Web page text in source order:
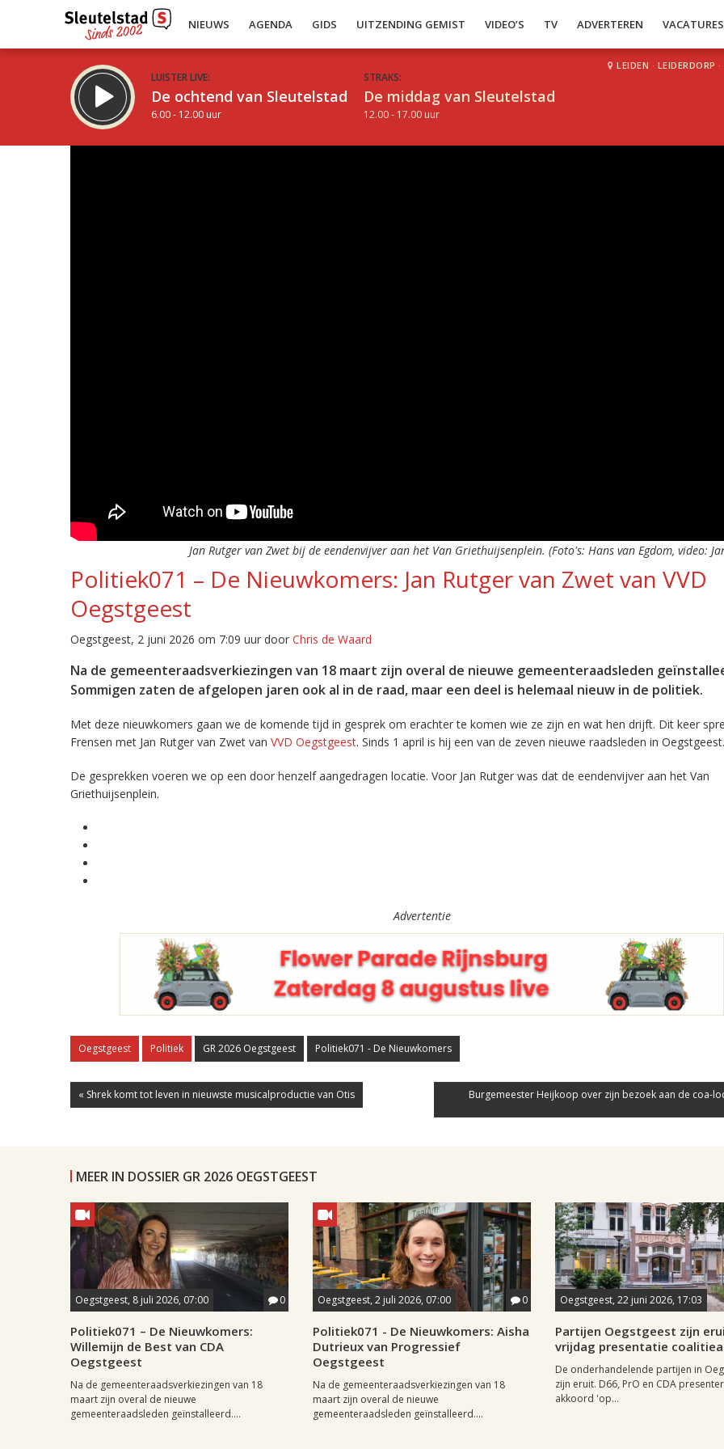
NIEUWS AGENDA GIDS UITZENDING GEMIST VIDEO’S TV ADVERTEREN VACATURES
LUISTER LIVE:
De ochtend van Sleutelstad
6.00 - 12.00 uur
STRAKS:
De middag van Sleutelstad
12.00 - 17.00 uur
LEIDEN · LEIDERDORP ·
Jan Rutger van Zwet bij de eendenvijver aan het Van Griethuijsenplein. (Foto's: Hans van Egdom, video:
Politiek071 – De Nieuwkomers: Jan Rutger van Zwet van VVD
Oegstgeest
Oegstgeest, 2 juni 2026 om 7:09 uur door Chris de Waard
Na de gemeenteraadsverkiezingen van 18 maart zijn overal de nieuwe gemeenteraadsleden
Sommigen zaten de afgelopen jaren ook al in de raad, maar een deel is helemaal nieuw in de politiek.
Met deze nieuwkomers gaan we de komende tijd in gesprek om erachter te komen wie ze zijn en wat hen drijft. Dit keer
Frensen met Jan Rutger van Zwet van VVD Oegstgeest. Sinds 1 april is hij een van de zeven nieuwe raadsleden in Oegstgeest.
De gesprekken voeren we op een door henzelf aangedragen locatie. Voor Jan Rutger was dat de eendenvijver aan het Van
Griethuijsenplein.
Advertentie
Oegstgeest Politiek GR 2026 Oegstgeest Politiek071 - De Nieuwkomers
« Shrek komt tot leven in nieuwste musicalproductie van Otis Burgemeester Heijkoop over zijn bezoek aan de coa-
MEER IN DOSSIER GR 2026 OEGSTGEEST
Oegstgeest, 8 juli 2026, 07:00 0
Politiek071 – De Nieuwkomers:
Willemijn de Best van CDA
Oegstgeest
Na de gemeenteraadsverkiezingen van 18
maart zijn overal de nieuwe
gemeenteraadsleden geïnstalleerd....
Oegstgeest, 2 juli 2026, 07:00 0
Politiek071 - De Nieuwkomers: Aisha
Dutrieux van Progressief
Oegstgeest
Na de gemeenteraadsverkiezingen van 18
maart zijn overal de nieuwe
gemeenteraadsleden geïnstalleerd....
Oegstgeest, 22 juni 2026, 17:03
Partijen Oegstgeest zijn
vrijdag presentatie
De onderhandelende partijen in
zijn eruit. D66, PrO en CDA
akkoord 'op...